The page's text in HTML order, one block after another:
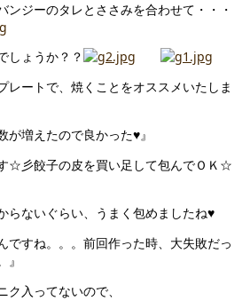
ンジーのタレとささみを合わせて・・・
しょうか？？
レートで、焼くことをオススメいたしま
が増えたので良かった♥』
☆彡餃子の皮を買い足して包んでＯＫ☆
らないぐらい、うまく包めましたね♥
ですね。。。前回作った時、大失敗だっ
入ってないので、